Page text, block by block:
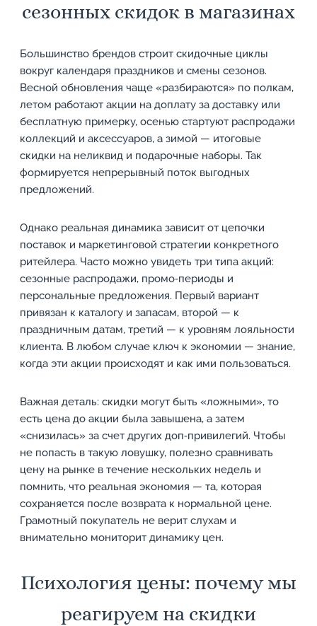
сезонных скидок в магазинах
Большинство брендов строит скидочные циклы
вокруг календаря праздников и смены сезонов.
Весной обновления чаще «разбираются» по полкам,
летом работают акции на доплату за доставку или
бесплатную примерку, осенью стартуют распродажи
коллекций и аксессуаров, а зимой — итоговые
скидки на неликвид и подарочные наборы. Так
формируется непрерывный поток выгодных
предложений.
Однако реальная динамика зависит от цепочки
поставок и маркетинговой стратегии конкретного
ритейлера. Часто можно увидеть три типа акций:
сезонные распродажи, промо‑периоды и
персональные предложения. Первый вариант
привязан к каталогу и запасам, второй — к
праздничным датам, третий — к уровням лояльности
клиента. В любом случае ключ к экономии — знание,
когда эти акции происходят и как ими пользоваться.
Важная деталь: скидки могут быть «ложными», то
есть цена до акции была завышена, а затем
«снизилась» за счет других доп‑привилегий. Чтобы
не попасть в такую ловушку, полезно сравнивать
цену на рынке в течение нескольких недель и
помнить, что реальная экономия — та, которая
сохраняется после возврата к нормальной цене.
Грамотный покупатель не верит слухам и
внимательно мониторит динамику цен.
Психология цены: почему мы
реагируем на скидки